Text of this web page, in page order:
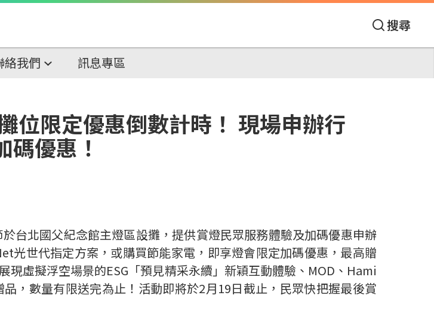
搜尋
絡我們 訊息專區
位限定優惠倒數計時！ 現場申辦行
優惠！
台北國父紀念館主燈區設攤，提供賞燈民眾服務體驗及加碼優惠申辦
光世代指定方案，或購買節能家電，即享燈會限定加碼優惠，最高贈
現虛擬浮空場景的ESG 「預見精采永續」新穎互動體驗、 MOD 、 Hami
，數量有限送完為止！活動即將於2月19日截止，民眾快把握最後賞